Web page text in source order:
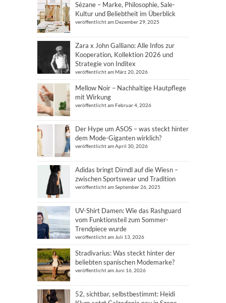
Sézane – Marke, Philosophie, Sale-
Kultur und Beliebtheit im Überblick
veröffentlicht am Dezember 29, 2025
Zara x John Galliano: Alle Infos zur
Kooperation, Kollektion 2026 und
Strategie von Inditex
veröffentlicht am März 20, 2026
Mellow Noir – Nachhaltige Hautpflege
mit Wirkung
veröffentlicht am Februar 4, 2026
Der Hype um ASOS – was steckt hinter
dem Mode-Giganten wirklich?
veröffentlicht am April 30, 2026
Adidas bringt Dirndl auf die Wiesn –
zwischen Sportswear und Tradition
veröffentlicht am September 26, 2025
UV-Shirt Damen: Wie das Rashguard
vom Funktionsteil zum Sommer-
Trendpiece wurde
veröffentlicht am Juli 13, 2026
Stradivarius: Was steckt hinter der
beliebten spanischen Modemarke?
veröffentlicht am Juni 16, 2026
52, sichtbar, selbstbestimmt: Heidi